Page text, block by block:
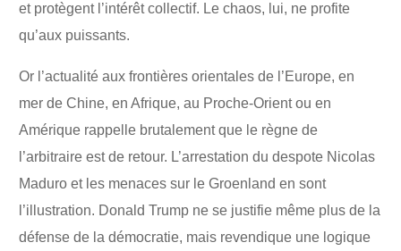
et protègent l’intérêt collectif. Le chaos, lui, ne profite
qu’aux puissants.
Or l’actualité aux frontières orientales de l’Europe, en
mer de Chine, en Afrique, au Proche-Orient ou en
Amérique rappelle brutalement que le règne de
l’arbitraire est de retour. L’arrestation du despote Nicolas
Maduro et les menaces sur le Groenland en sont
l’illustration. Donald Trump ne se justifie même plus de la
défense de la démocratie, mais revendique une logique